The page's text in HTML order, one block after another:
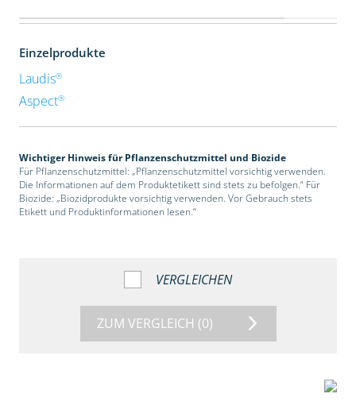
Einzelprodukte
Laudis®
Aspect®
Wichtiger Hinweis für Pflanzenschutzmittel und Biozide
Für Pflanzenschutzmittel: „Pflanzenschutzmittel vorsichtig verwenden.
Die Informationen auf dem Produktetikett sind stets zu befolgen.“ Für
Biozide: „Biozidprodukte vorsichtig verwenden. Vor Gebrauch stets
Etikett und Produktinformationen lesen.“
VERGLEICHEN
ZUM VERGLEICH (0)